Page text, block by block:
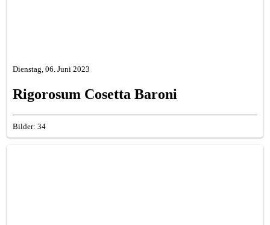
Dienstag, 06. Juni 2023
Rigorosum Cosetta Baroni
Bilder: 34